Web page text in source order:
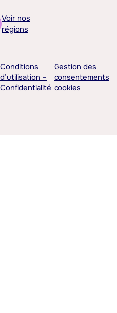
Voir nos
régions
Conditions
d’utilisation –
Confidentialité
Gestion des
consentements
cookies